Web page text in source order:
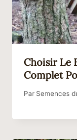
Choisir Le
Complet
Par Semences